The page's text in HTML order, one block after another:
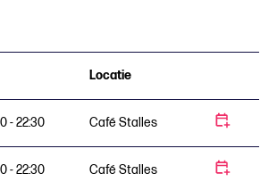
Locatie
- 22:30 Café Stalles
- 22:30 Café Stalles